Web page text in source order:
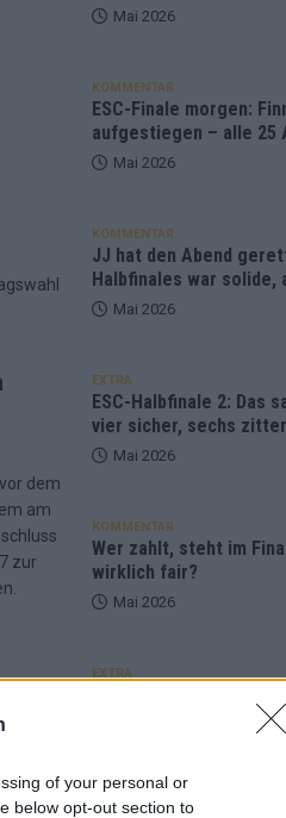
of your personal or
below opt-out section to
dem
am
zur
Mai 2026
KOMMENTAR
ESC-Finale morgen:
aufgestiegen – alle 25
Mai 2026
KOMMENTAR
JJ hat den Abend
Halbfinales war solide,
Mai 2026
EXTRA
ESC-Halbfinale 2: Das
vier sicher, sechs
Mai 2026
KOMMENTAR
Wer zahlt, steht im
wirklich fair?
Mai 2026
EXTRA
Eurovision Song
Halbfinale – der Abend